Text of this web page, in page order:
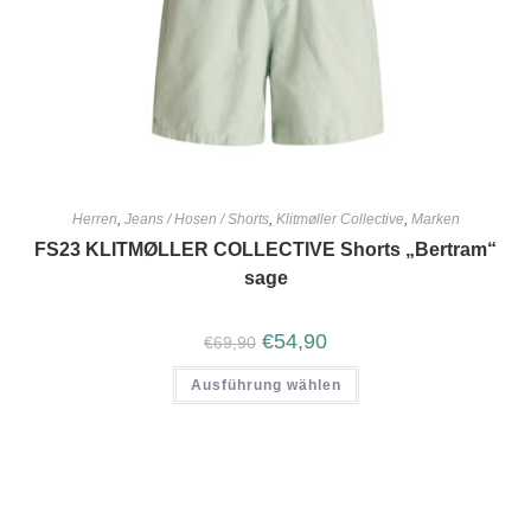
Herren, Jeans / Hosen / Shorts, Klitmøller Collective, Marken
FS23 KLITMØLLER COLLECTIVE Shorts „Bertram“
sage
€69,90 €54,90
Ausführung wählen